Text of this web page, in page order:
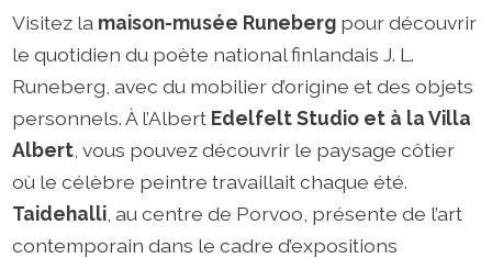
Visitez la maison-musée Runeberg pour découvrir
le quotidien du poète national finlandais J. L.
Runeberg, avec du mobilier d’origine et des objets
personnels. À l’Albert Edelfelt Studio et à la Villa
Albert , vous pouvez découvrir le paysage côtier
où le célèbre peintre travaillait chaque été.
Taidehalli , au centre de Porvoo, présente de l’art
contemporain dans le cadre d’expositions